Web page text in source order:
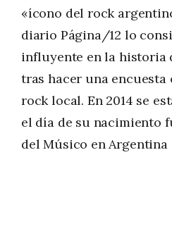
«ícono del rock
diario Página/12 lo
influyente en la historia
tras hacer una encuesta
rock local.​ En 2014 se
el día de su nacimiento
del Músico en Argentina